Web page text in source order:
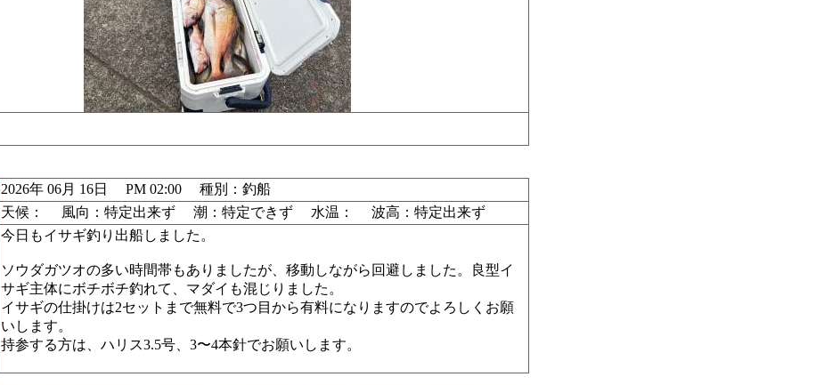
2026年 06月 16日 PM 02:00 種別：釣船
天候： 風向：特定出来ず 潮：特定できず 水温： 波高：特定出来ず
今日もイサギ釣り出船しました。
ソウダガツオの多い時間帯もありましたが、移動しながら回避しました。良型イ
サギ主体にボチボチ釣れて、マダイも混じりました。
イサギの仕掛けは2セットまで無料で3つ目から有料になりますのでよろしくお願
いします。
持参する方は、ハリス3.5号、3〜4本針でお願いします。